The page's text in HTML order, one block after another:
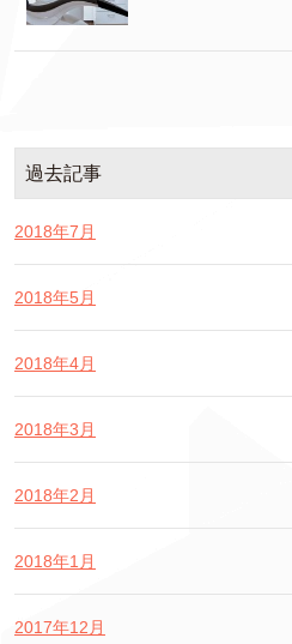
過去記事
2018年7月
2018年5月
2018年4月
2018年3月
2018年2月
2018年1月
2017年12月